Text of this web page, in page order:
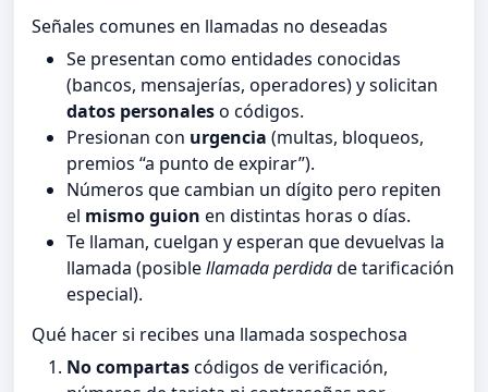
Señales comunes en llamadas no deseadas
Se presentan como entidades conocidas
(bancos, mensajerías, operadores) y solicitan
datos personaleso códigos.
Presionan con urgencia (multas, bloqueos,
premios “a punto de expirar”).
Números que cambian un dígito pero repiten
el mismo guion en distintas horas o días.
Te llaman, cuelgan y esperan que devuelvas la
llamada (posiblellamada perdidade tarificación
especial).
Qué hacer si recibes una llamada sospechosa
No compartascódigos de verificación,